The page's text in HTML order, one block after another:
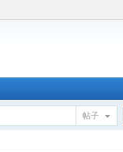
帖子